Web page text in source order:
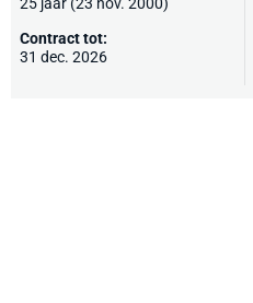
Contract tot:
31 dec. 2026